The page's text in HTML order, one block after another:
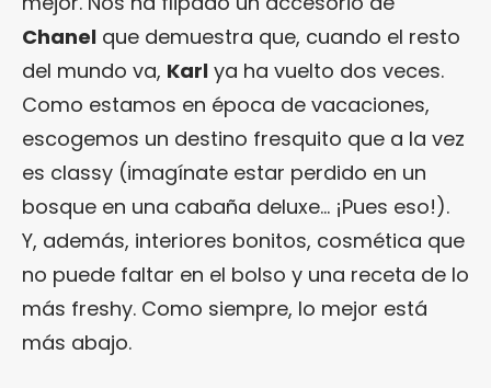
Chanel que demuestra que, cuando el resto
del mundo va, Karl ya ha vuelto dos veces.
Como estamos en época de vacaciones,
escogemos un destino fresquito que a la vez
es classy (imagínate estar perdido en un
bosque en una cabaña deluxe… ¡Pues eso!).
Y, además, interiores bonitos, cosmética que
no puede faltar en el bolso y una receta de lo
más freshy. Como siempre, lo mejor está
más abajo.